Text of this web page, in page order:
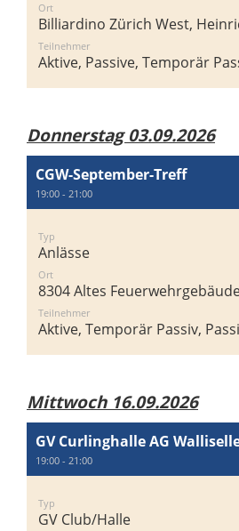
Ort
Billiardino Zürich West,
Teilnehmer
Aktive, Passive, Temporär
Donnerstag 03.09.2026
CGW-September-Treff
19:00 - 21:00
Typ
Anlässe
Ort
8304 Altes
Teilnehmer
Aktive, Temporär Passiv,
Mittwoch 16.09.2026
GV Curlinghalle AG
19:00 - 21:00
Typ
GV Club/Halle